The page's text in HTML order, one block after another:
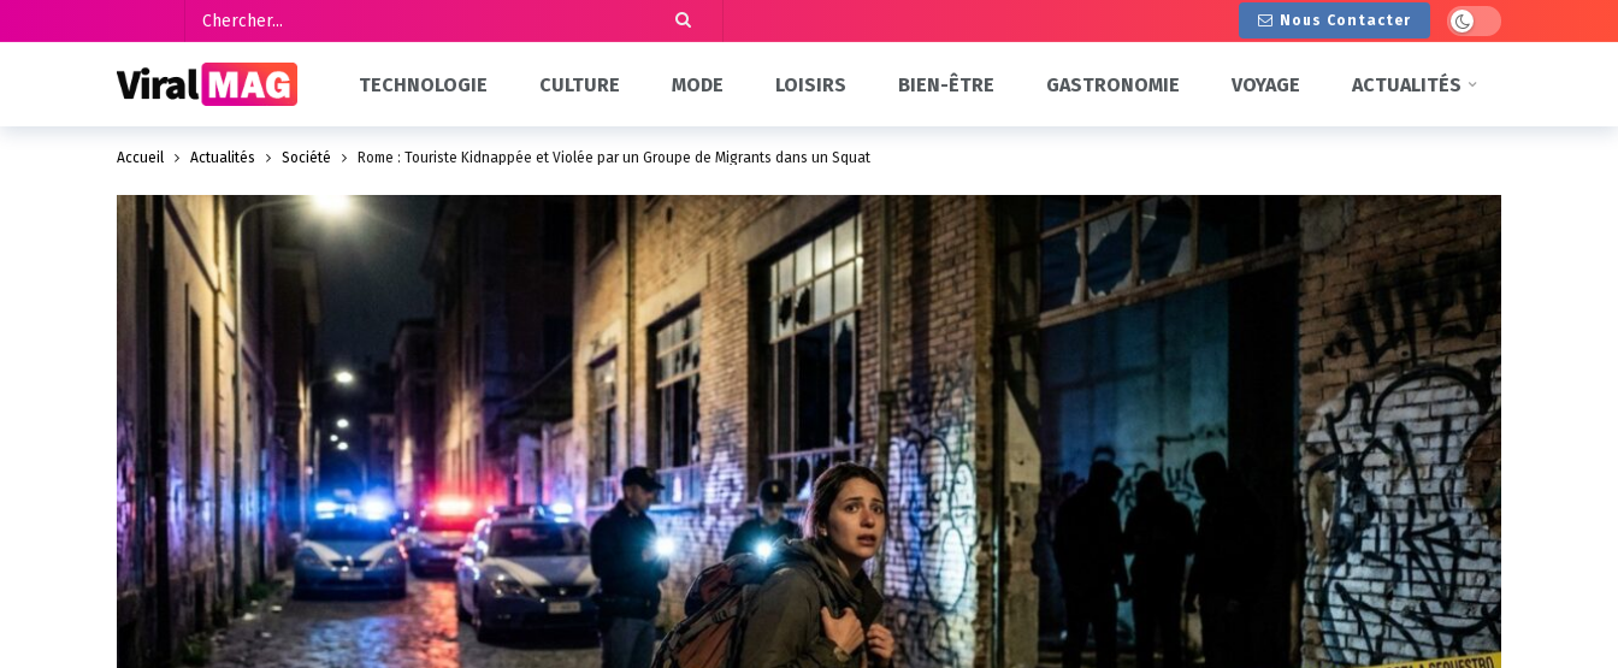
Nous Contacter Dark mode
TECHNOLOGIE CULTURE MODE LOISIRS BIEN-ÊTRE GASTRONOMIE VOYAGE ACTUALITÉS
Accueil Actualités Société Rome : Touriste Kidnappée et Violée par un Groupe de Migrants dans un Squat